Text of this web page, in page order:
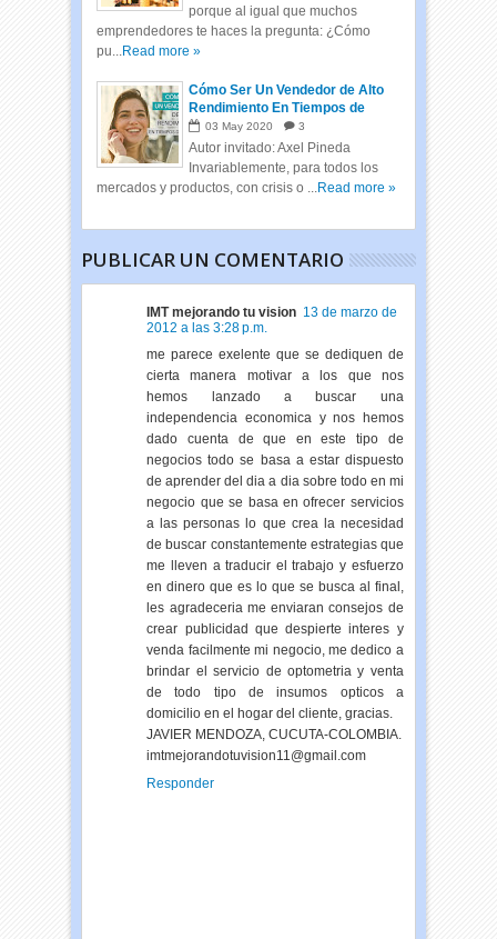
porque al igual que muchos
emprendedores te haces la pregunta: ¿Cómo
pu...Read more »
Cómo Ser Un Vendedor de Alto
Rendimiento En Tiempos de
Crisis
03 May 2020 3
Autor invitado: Axel Pineda
Invariablemente, para todos los
mercados y productos, con crisis o ...Read more »
PUBLICAR UN COMENTARIO
IMT mejorando tu vision 13 de marzo de
2012 a las 3:28 p.m.
me parece exelente que se dediquen de
cierta manera motivar a los que nos
hemos lanzado a buscar una
independencia economica y nos hemos
dado cuenta de que en este tipo de
negocios todo se basa a estar dispuesto
de aprender del dia a dia sobre todo en mi
negocio que se basa en ofrecer servicios
a las personas lo que crea la necesidad
de buscar constantemente estrategias que
me lleven a traducir el trabajo y esfuerzo
en dinero que es lo que se busca al final,
les agradeceria me enviaran consejos de
crear publicidad que despierte interes y
venda facilmente mi negocio, me dedico a
brindar el servicio de optometria y venta
de todo tipo de insumos opticos a
domicilio en el hogar del cliente, gracias.
JAVIER MENDOZA, CUCUTA-COLOMBIA.
imtmejorandotuvision11@gmail.com
Responder